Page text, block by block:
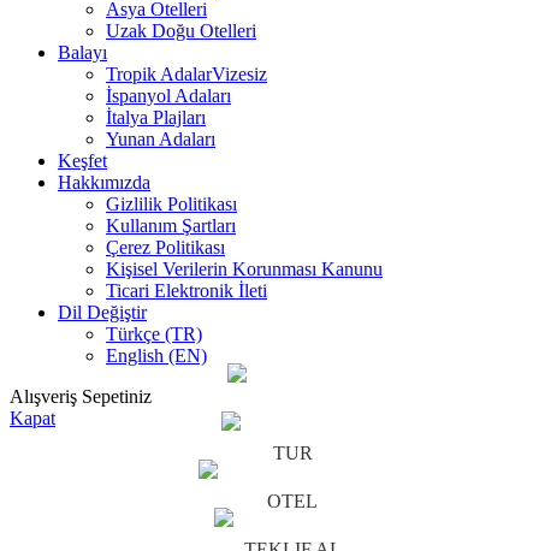
Asya Otelleri
Uzak Doğu Otelleri
Balayı
Tropik AdalarVizesiz
İspanyol Adaları
İtalya Plajları
Yunan Adaları
Keşfet
Hakkımızda
Gizlilik Politikası
Kullanım Şartları
Çerez Politikası
Kişisel Verilerin Korunması Kanunu
Ticari Elektronik İleti
Dil Değiştir
Türkçe (TR)
English (EN)
Alışveriş Sepetiniz
Kapat
TUR
OTEL